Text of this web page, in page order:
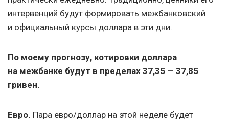
интервенций будут формировать межбанковский
и официальный курсы доллара в эти дни.
По моему прогнозу, котировки доллара
на межбанке будут в пределах 37,35 — 37,85
гривен.
Евро. Пара евро/доллар на этой неделе будет